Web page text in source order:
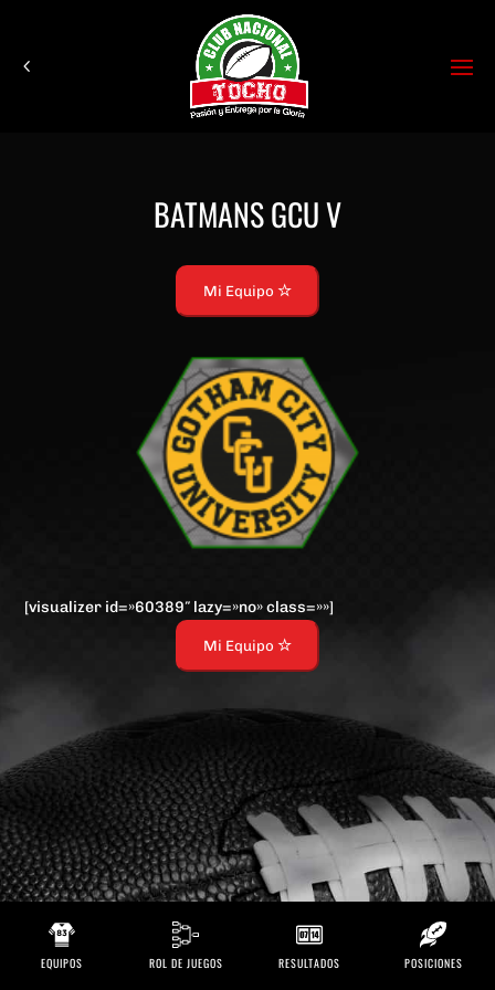
BATMANS GCU V
Mi Equipo
[visualizer id=»60389″ lazy=»no» class=»»]
Mi Equipo
EQUIPOS ROL DE JUEGOS RESULTADOS POSICIONES